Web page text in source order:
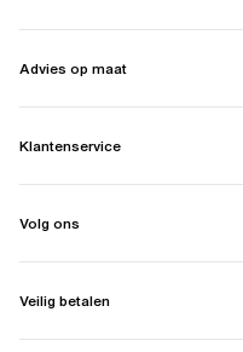
Advies op maat
Klantenservice
Volg ons
Veilig betalen